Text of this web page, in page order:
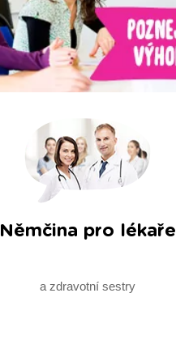
Němčina pro lékaře
a zdravotní sestry